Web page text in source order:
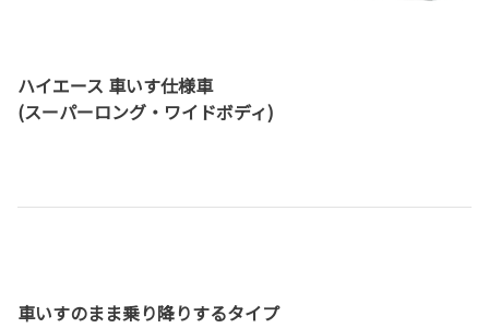
ハイエース 車いす仕様車
(スーパーロング・ワイドボディ)
車いすのまま乗り降りするタイプ